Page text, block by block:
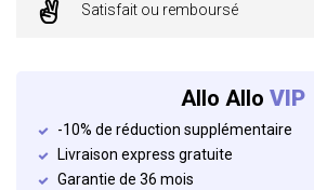
Satisfait ou remboursé
Allo Allo VIP
-10% de réduction supplémentaire
Livraison express gratuite
Garantie de 36 mois